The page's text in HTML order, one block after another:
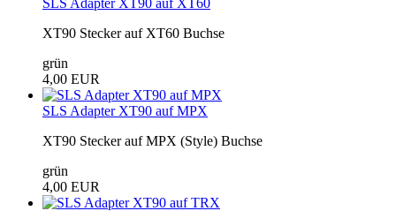
XT90 Stecker auf XT60 Buchse
grün
4,00 EUR
SLS Adapter XT90 auf MPX
XT90 Stecker auf MPX (Style) Buchse
grün
4,00 EUR